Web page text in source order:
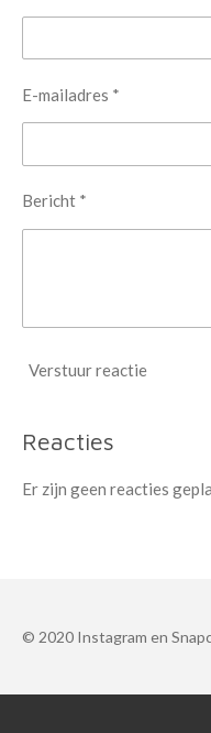
E-mailadres *
Bericht *
Verstuur reactie
Reacties
Er zijn geen reacties
© 2020 Instagram en